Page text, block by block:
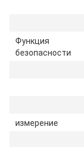
Функция
безопасности
измерение